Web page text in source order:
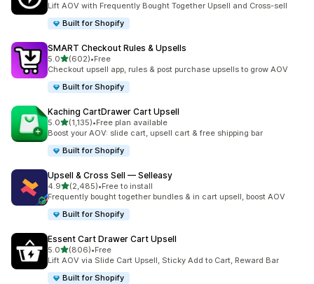
Lift AOV with Frequently Bought Together Upsell and Cross-sell
Built for Shopify
SMART Checkout Rules & Upsells
5.0เต็ม 5 ดาว
(602)
ทั้งหมด 602 รีวิว
•Free
Checkout upsell app, rules & post purchase upsells to grow AOV
Built for Shopify
Kaching CartDrawer Cart Upsell
5.0เต็ม 5 ดาว
(1,135)
ทั้งหมด 1135 รีวิว
•Free plan available
Boost your AOV: slide cart, upsell cart & free shipping bar
Built for Shopify
Upsell & Cross Sell — Selleasy
4.9เต็ม 5 ดาว
(2,485)
ทั้งหมด 2485 รีวิว
•Free to install
Frequently bought together bundles & in cart upsell, boost AOV
Built for Shopify
Essent Cart Drawer Cart Upsell
5.0เต็ม 5 ดาว
(806)
ทั้งหมด 806 รีวิว
•Free
Lift AOV via Slide Cart Upsell, Sticky Add to Cart, Reward Bar
Built for Shopify